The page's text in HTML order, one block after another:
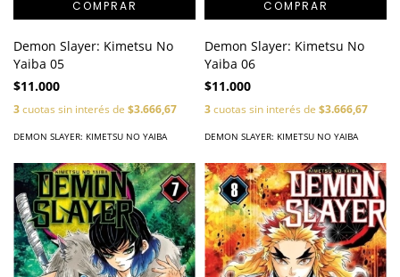
Demon Slayer: Kimetsu No
Yaiba 05
$11.000
3cuotas sin interés de $3.666,67
DEMON SLAYER: KIMETSU NO YAIBA
Demon Slayer: Kimetsu No
Yaiba 06
$11.000
3cuotas sin interés de $3.666,67
DEMON SLAYER: KIMETSU NO YAIBA